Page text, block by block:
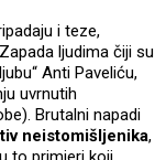
i teze,
ljudima čiji su
Anti Paveliću,
uvrnutih
Brutalni napadi
neistomišljenika,